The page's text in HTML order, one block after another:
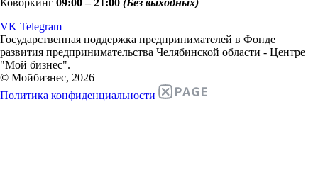
VK Telegram
Государственная поддержка предпринимателей в Фонде
развития предпринимательства Челябинской области - Центре
"Мой бизнес".
© Мойбизнес, 2026
Политика конфиденциальности